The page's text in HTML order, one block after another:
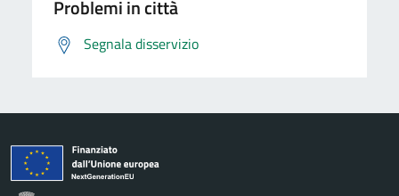
Problemi in città
Segnala disservizio